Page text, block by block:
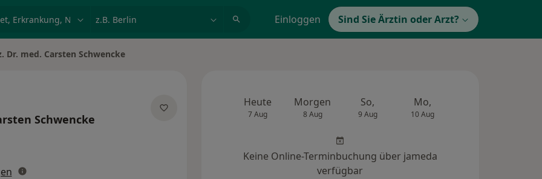
Einloggen Sind Sie Ärztin oder Arzt?
Dr. med. Carsten Schwencke
Schwencke
Heute
7 Aug
Morgen
8 Aug
So,
9 Aug
Mo,
10 Aug
Keine Online-Terminbuchung über jameda
verfügbar